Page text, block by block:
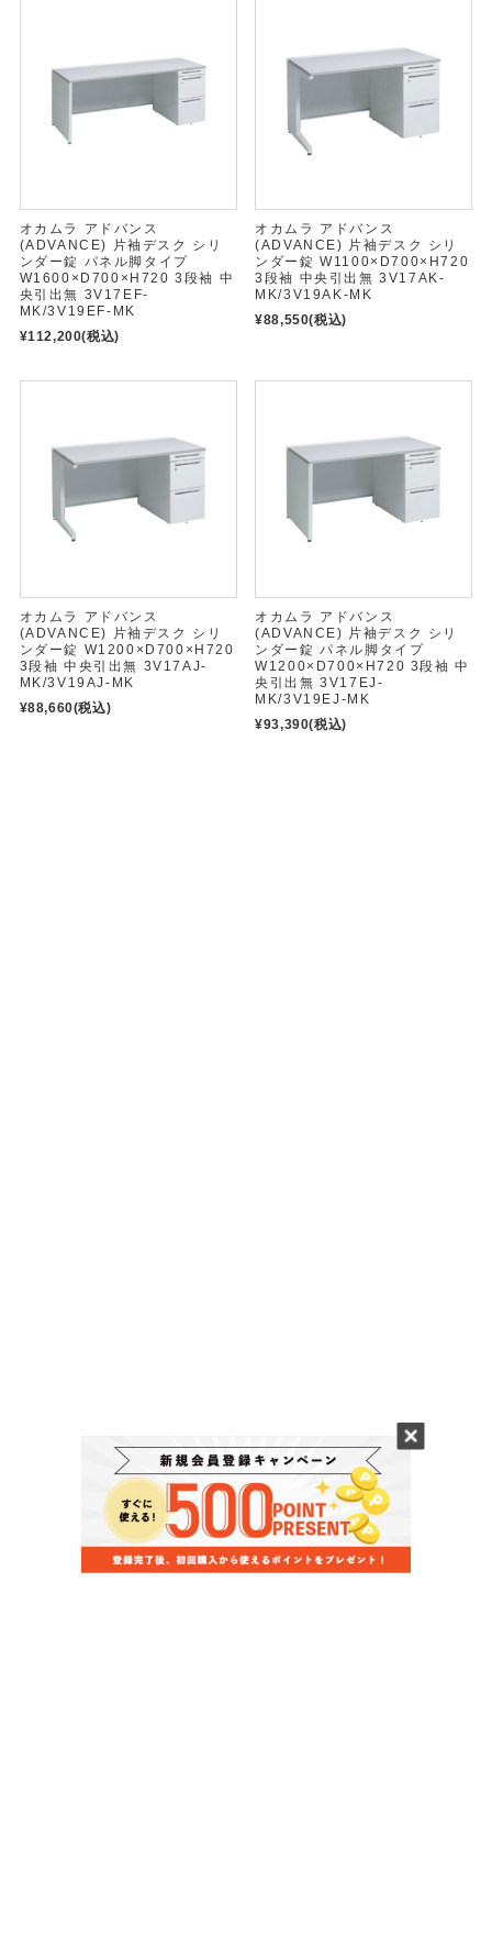
オカムラ アドバンス
(ADVANCE) 片袖デスク シリ
ンダー錠 パネル脚タイプ
W1600×D700×H720 3段袖 中
央引出無 3V17EF-
MK/3V19EF-MK
¥112,200(税込)
オカムラ アドバンス
(ADVANCE) 片袖デスク シリ
ンダー錠 W1100×D700×H720
3段袖 中央引出無 3V17AK-
MK/3V19AK-MK
¥88,550(税込)
オカムラ アドバンス
(ADVANCE) 片袖デスク シリ
ンダー錠 W1200×D700×H720
3段袖 中央引出無 3V17AJ-
MK/3V19AJ-MK
¥88,660(税込)
オカムラ アドバンス
(ADVANCE) 片袖デスク シリ
ンダー錠 パネル脚タイプ
W1200×D700×H720 3段袖 中
央引出無 3V17EJ-
MK/3V19EJ-MK
¥93,390(税込)